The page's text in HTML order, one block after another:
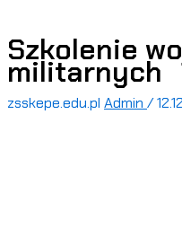
Szkolenie
militarnych
zsskepe.edu.pl Admin /